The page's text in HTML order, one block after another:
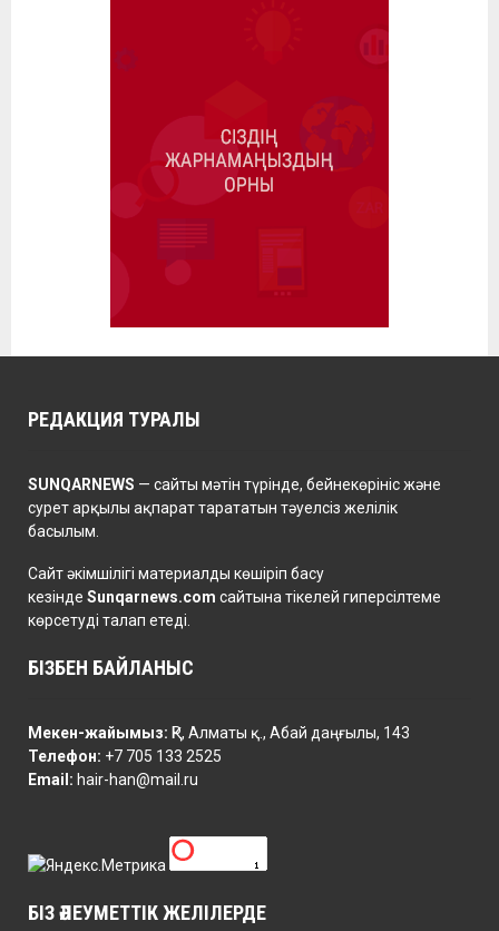
РЕДАКЦИЯ ТУРАЛЫ
SUNQARNEWS — сайты мәтін түрінде, бейнекөрініс және
сурет арқылы ақпарат тарататын тәуелсіз желілік
басылым.
Сайт әкімшілігі материалды көшіріп басу
кезінде Sunqarnews.com сайтына тікелей гиперсілтеме
көрсетуді талап етеді.
БІЗБЕН БАЙЛАНЫС
Мекен-жайымыз: ҚР, Алматы қ., Абай даңғылы, 143
Телефон: +7 705 133 2525
Email: hair-han@mail.ru
БІЗ ӘЛЕУМЕТТІК ЖЕЛІЛЕРДЕ